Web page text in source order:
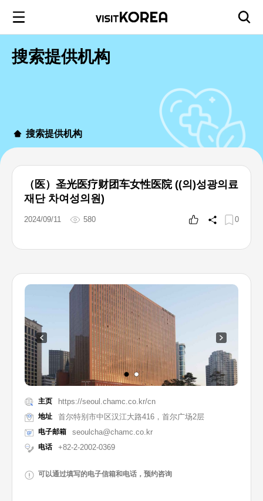
搜索提供机构
搜索提供机构
（医）圣光医疗财团车女性医院 ((의)성광의료
재단 차여성의원)
2024/09/11 580 0
主页 https://seoul.chamc.co.kr/cn
地址 首尔特别市中区汉江大路416，首尔广场2层
电子邮箱 seoulcha@chamc.co.kr
电话 +82-2-2002-0369
可以通过填写的电子信箱和电话，预约咨询